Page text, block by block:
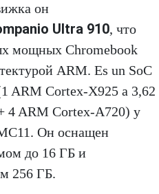
он
Ultra 910, что
мощных Chromebook
ARM. Es un SoC
ARM Cortex-X925 a 3,62
4 ARM Cortex-A720) y
Он оснащен
до 16 ГБ и
256 ГБ.